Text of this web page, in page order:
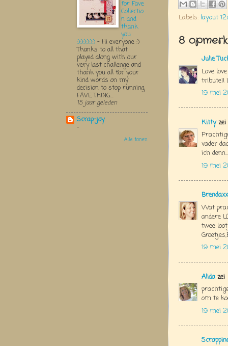
Labels: layout
8
Julie
Love
tribute!!
19 mei
Kittyzei
vader
ich
19 mei
Brendaxx
Wat
andere
twee
19 mei
Alida zei
om te
19 mei
for Fave
Collectio
n and
thank
you
:):):):):):) - Hi everyone :)
Thanks to all that
played along with our
very last challenge and
thank you all for your
kind words on my
decision to stop running
FAVE THING...
15 jaar geleden
Scrap-joy
-
Alle tonen